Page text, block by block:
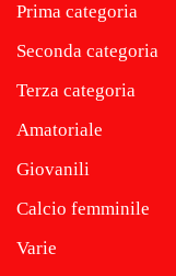
Prima categoria
Seconda categoria
Terza categoria
Amatoriale
Giovanili
Calcio femminile
Varie